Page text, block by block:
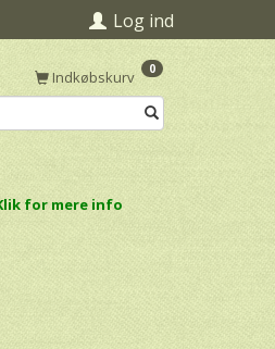
Log ind
Indkøbskurv 0
for mere info